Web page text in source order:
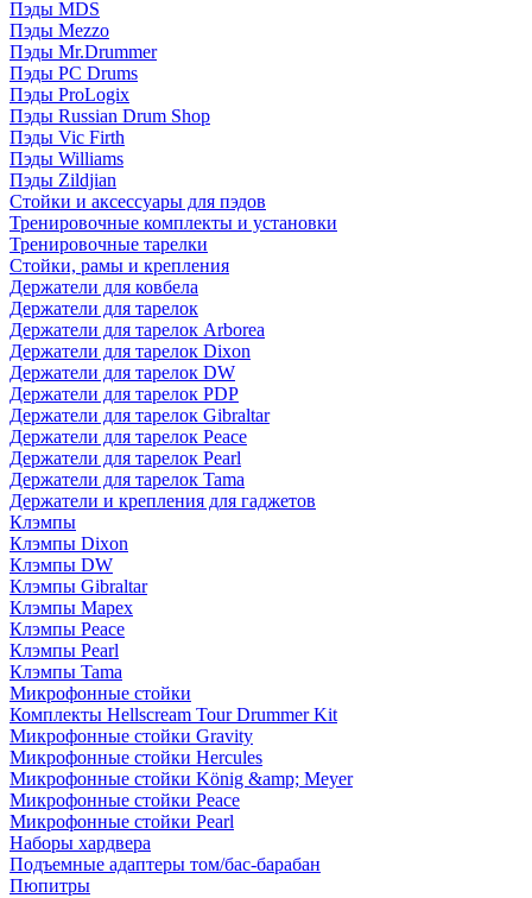
Пэды MDS
Пэды Mezzo
Пэды Mr.Drummer
Пэды PC Drums
Пэды ProLogix
Пэды Russian Drum Shop
Пэды Vic Firth
Пэды Williams
Пэды Zildjian
Стойки и аксессуары для пэдов
Тренировочные комплекты и установки
Тренировочные тарелки
Стойки, рамы и крепления
Держатели для ковбела
Держатели для тарелок
Держатели для тарелок Arborea
Держатели для тарелок Dixon
Держатели для тарелок DW
Держатели для тарелок PDP
Держатели для тарелок Gibraltar
Держатели для тарелок Peace
Держатели для тарелок Pearl
Держатели для тарелок Tama
Держатели и крепления для гаджетов
Клэмпы
Клэмпы Dixon
Клэмпы DW
Клэмпы Gibraltar
Клэмпы Mapex
Клэмпы Peace
Клэмпы Pearl
Клэмпы Tama
Микрофонные стойки
Комплекты Hellscream Tour Drummer Kit
Микрофонные стойки Gravity
Микрофонные стойки Hercules
Микрофонные стойки König &amp; Meyer
Микрофонные стойки Peace
Микрофонные стойки Pearl
Наборы хардвера
Подъемные адаптеры том/бас-барабан
Пюпитры